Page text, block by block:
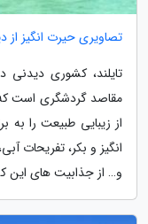
تصاویری حیرت انگیز از
تایلند، کشوری
مقاصد گردشگری است که
از زیبایی طبیعت را
انگیز و بکر، تفریحات
و… از جذابیت های این